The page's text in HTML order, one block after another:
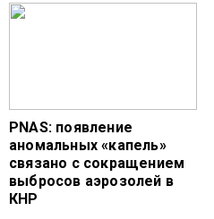
PNAS: появление
аномальных «капель»
связано с сокращением
выбросов аэрозолей в
КНР